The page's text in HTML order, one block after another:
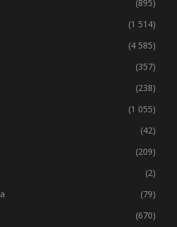
(4 742)
(895)
(1 514)
(4 585)
(357)
(238)
(1 055)
(42)
(209)
(2)
(79)